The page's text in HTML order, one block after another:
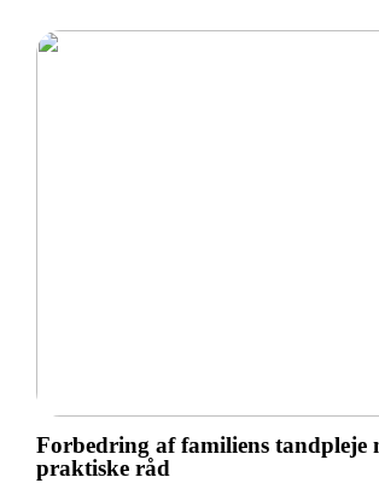
Forbedring af familiens tandpleje
praktiske råd